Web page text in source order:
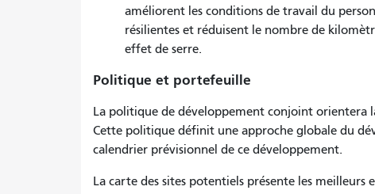
améliorent les conditions de travail du
résilientes et réduisent le nombre de
effet de serre.
Politique et portefeuille
La politique de développement conjoint orientera
Cette politique définit une approche globale du
calendrier prévisionnel de ce développement.
La carte des sites potentiels présente les